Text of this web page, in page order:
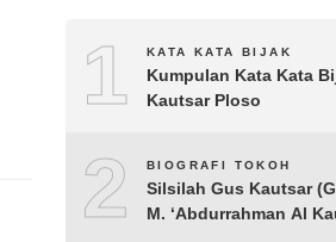
1 KATA KATA BIJAK
Kumpulan Kata Kata
Kautsar Ploso
2 BIOGRAFI TOKOH
Silsilah Gus Kautsar
M. ‘Abdurrahman Al